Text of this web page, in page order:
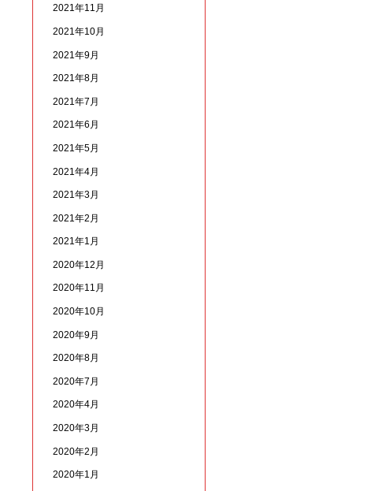
2021年11月
2021年10月
2021年9月
2021年8月
2021年7月
2021年6月
2021年5月
2021年4月
2021年3月
2021年2月
2021年1月
2020年12月
2020年11月
2020年10月
2020年9月
2020年8月
2020年7月
2020年4月
2020年3月
2020年2月
2020年1月